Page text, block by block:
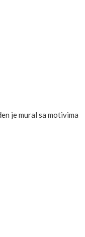
je mural sa motivima